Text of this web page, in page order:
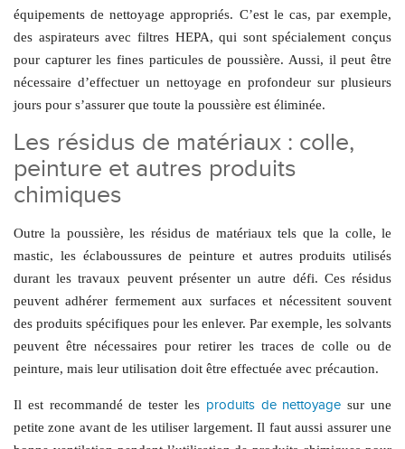
équipements de nettoyage appropriés. C’est le cas, par exemple,
des aspirateurs avec filtres HEPA, qui sont spécialement conçus
pour capturer les fines particules de poussière. Aussi, il peut être
nécessaire d’effectuer un nettoyage en profondeur sur plusieurs
jours pour s’assurer que toute la poussière est éliminée.
Les résidus de matériaux : colle,
peinture et autres produits
chimiques
Outre la poussière, les résidus de matériaux tels que la colle, le
mastic, les éclaboussures de peinture et autres produits utilisés
durant les travaux peuvent présenter un autre défi. Ces résidus
peuvent adhérer fermement aux surfaces et nécessitent souvent
des produits spécifiques pour les enlever. Par exemple, les solvants
peuvent être nécessaires pour retirer les traces de colle ou de
peinture, mais leur utilisation doit être effectuée avec précaution.
Il est recommandé de tester les produits de nettoyage sur une
petite zone avant de les utiliser largement. Il faut aussi assurer une